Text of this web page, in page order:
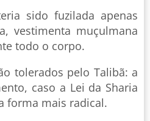
sido fuzilada apenas
vestimenta muçulmana
todo o corpo.
tolerados pelo Talibã: a
caso a Lei da Sharia
forma mais radical.